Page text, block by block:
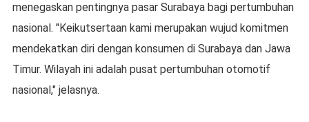
menegaskan pentingnya pasar Surabaya bagi pertumbuhan
nasional. "Keikutsertaan kami merupakan wujud komitmen
mendekatkan diri dengan konsumen di Surabaya dan Jawa
Timur. Wilayah ini adalah pusat pertumbuhan otomotif
nasional," jelasnya.